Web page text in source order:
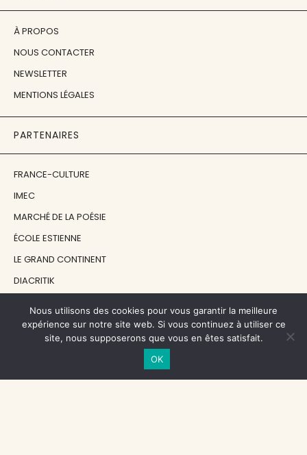
À PROPOS
NOUS CONTACTER
NEWSLETTER
MENTIONS LÉGALES
PARTENAIRES
FRANCE-CULTURE
IMEC
MARCHÉ DE LA POÉSIE
ÉCOLE ESTIENNE
LE GRAND CONTINENT
DIACRITIK
NOS SOUTIENS
CENTRE NATIONAL DU LIVRE
Nous utilisons des cookies pour vous garantir la meilleure
expérience sur notre site web. Si vous continuez à utiliser ce
site, nous supposerons que vous en êtes satisfait.
OK